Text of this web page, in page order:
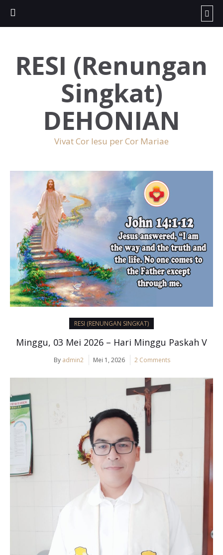
RESI (Renungan
Singkat)
DEHONIAN
Vivat Cor Iesu per Cor Mariae
RESI (RENUNGAN SINGKAT)
Minggu, 03 Mei 2026 – Hari Minggu Paskah V
By admin2 Mei 1, 2026 2 Comments